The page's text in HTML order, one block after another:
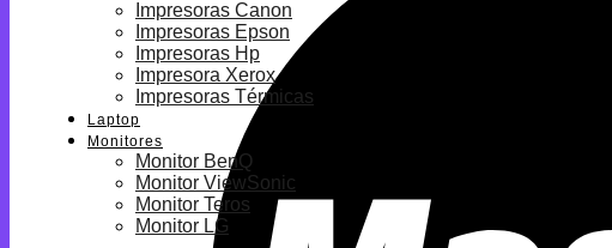
Impresoras Canon
Impresoras Epson
Impresoras Hp
Impresora Xerox
Impresoras Térmicas
Laptop
Monitores
Monitor BenQ
Monitor ViewSonic
Monitor Teros
Monitor LG